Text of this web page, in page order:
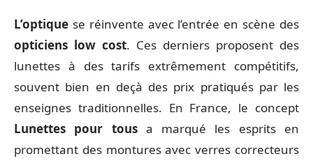
L’optique se réinvente avec l’entrée en scène des
opticiens low cost. Ces derniers proposent des
lunettes à des tarifs extrêmement compétitifs,
souvent bien en deçà des prix pratiqués par les
enseignes traditionnelles. En France, le concept
Lunettes pour tousa marqué les esprits en
promettant des montures avec verres correcteurs